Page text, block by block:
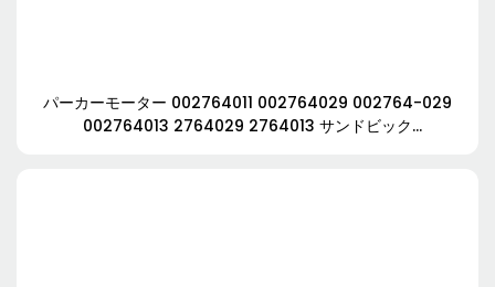
パーカーモーター 002764011 002764029 002764-029
002764013 2764029 2764013 サンドビック